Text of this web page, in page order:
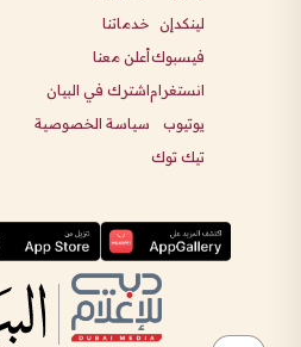
لينكدإن
فيسبوك
انستغرام
يوتيوب
تيك توك
خدماتنا
أعلن معنا
اشترك في البيان
سياسة الخصوصية